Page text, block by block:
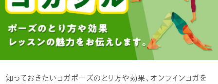
知っておきたいヨガポーズのとり方や効果、オンラインヨガを